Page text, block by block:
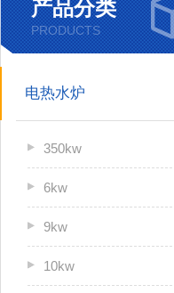
产品分类
PRODUCTS
电热水炉
350kw
6kw
9kw
10kw